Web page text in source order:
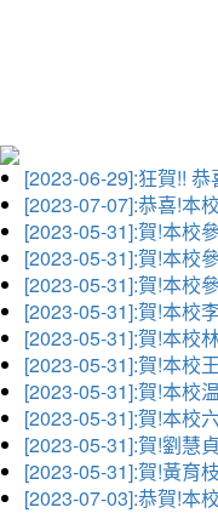
[2023-06-29]:狂賀!!
[2023-07-07]:恭喜!本
[2023-05-31]:賀!本校
[2023-05-31]:賀!本校
[2023-05-31]:賀!本校
[2023-05-31]:賀!本校
[2023-05-31]:賀!本校
[2023-05-31]:賀!本校
[2023-05-31]:賀!本校
[2023-05-31]:賀!本校
[2023-05-31]:賀!劉慧
[2023-05-31]:賀!黃育
[2023-07-03]:恭賀!本